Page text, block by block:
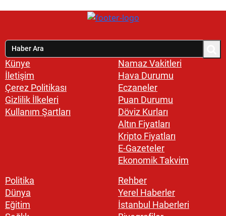
Künye
İletişim
Çerez Politikası
Gizlilik İlkeleri
Kullanım Şartları
Namaz Vakitleri
Hava Durumu
Eczaneler
Puan Durumu
Döviz Kurları
Altın Fiyatları
Kripto Fiyatları
E-Gazeteler
Ekonomik Takvim
Politika
Dünya
Eğitim
Rehber
Yerel Haberler
İstanbul Haberleri